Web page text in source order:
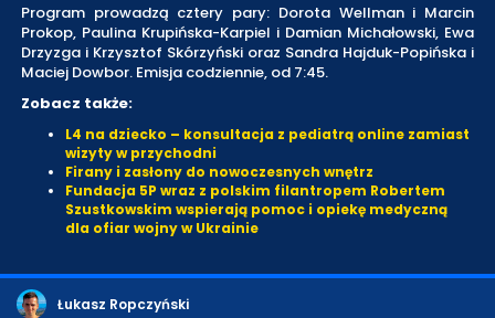
Program prowadzą cztery pary: Dorota Wellman i Marcin
Prokop, Paulina Krupińska-Karpiel i Damian Michałowski, Ewa
Drzyzga i Krzysztof Skórzyński oraz Sandra Hajduk-Popińska i
Maciej Dowbor. Emisja codziennie, od 7:45.
Zobacz także:
L4 na dziecko – konsultacja z pediatrą online zamiast
wizyty w przychodni
Firany i zasłony do nowoczesnych wnętrz
Fundacja 5P wraz z polskim filantropem Robertem
Szustkowskim wspierają pomoc i opiekę medyczną
dla ofiar wojny w Ukrainie
Łukasz Ropczyński